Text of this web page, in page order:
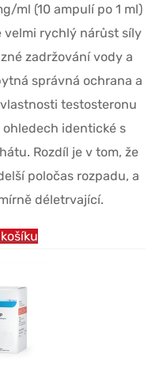
ml (10 ampulí po 1 ml)
velmi rychlý nárůst síly
zadržování vody a
správná ochrana a
testosteronu
identické s
Rozdíl je v tom, že
poločas rozpadu, a
déletrvající.